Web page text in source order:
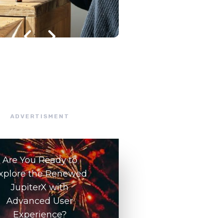
ADVERTISMENT
Are You Ready to
the Renewed
JupiterX with
Advanced User
Experience?